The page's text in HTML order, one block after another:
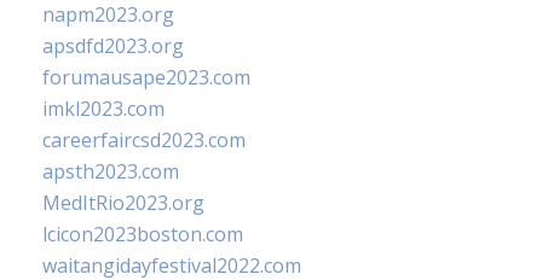
napm2023.org
apsdfd2023.org
forumausape2023.com
imkl2023.com
careerfaircsd2023.com
apsth2023.com
MedItRio2023.org
lcicon2023boston.com
waitangidayfestival2022.com